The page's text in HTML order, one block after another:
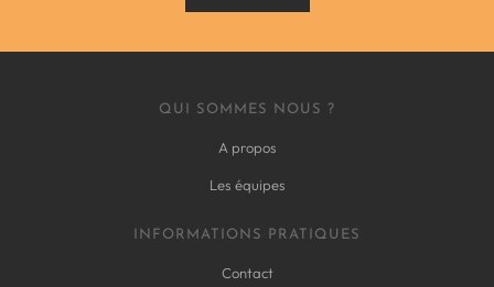
QUI SOMMES NOUS ?
A propos
Les équipes
INFORMATIONS PRATIQUES
Contact